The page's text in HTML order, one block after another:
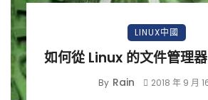
LINUX中國
如何從 Linux 的文件管理
By Rain 2018 年 9 月